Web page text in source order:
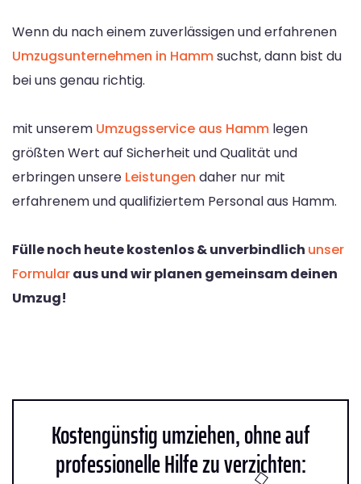
Wenn du nach einem zuverlässigen und erfahrenen
Umzugsunternehmen in Hammsuchst, dann bist du
bei uns genau richtig.
mit unserem Umzugsservice aus Hamm legen
größten Wert auf Sicherheit und Qualität und
erbringen unsere Leistungen daher nur mit
erfahrenem und qualifiziertem Personal aus Hamm.
Fülle noch heute kostenlos & unverbindlich unser
Formularaus und wir planen gemeinsam deinen
Umzug!
Kostengünstig umziehen, ohne auf
professionelle Hilfe zu verzichten: